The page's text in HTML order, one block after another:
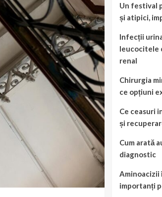
Un festival
și atipici,
Infecții
leucocitele
renal
Chirurgia
ce opțiuni
Ce ceasuri
și
Cum arată
diagnostic
Aminoacizii
importanți